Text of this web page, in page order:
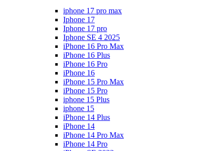
iphone 17 pro max
Iphone 17
Iphone 17 pro
Iphone SE 4 2025
iPhone 16 Pro Max
iPhone 16 Plus
iPhone 16 Pro
iPhone 16
iPhone 15 Pro Max
iPhone 15 Pro
iphone 15 Plus
iphone 15
iPhone 14 Plus
iPhone 14
iPhone 14 Pro Max
iPhone 14 Pro